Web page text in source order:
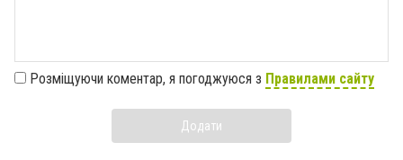
Розміщуючи коментар, я погоджуюся з Правилами сайту
Додати